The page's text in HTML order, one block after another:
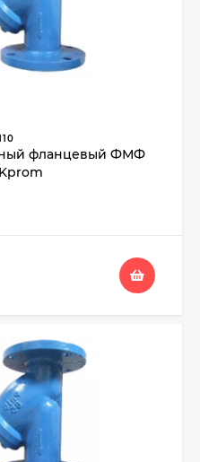
и по всей России.
фланцевый ФМФ